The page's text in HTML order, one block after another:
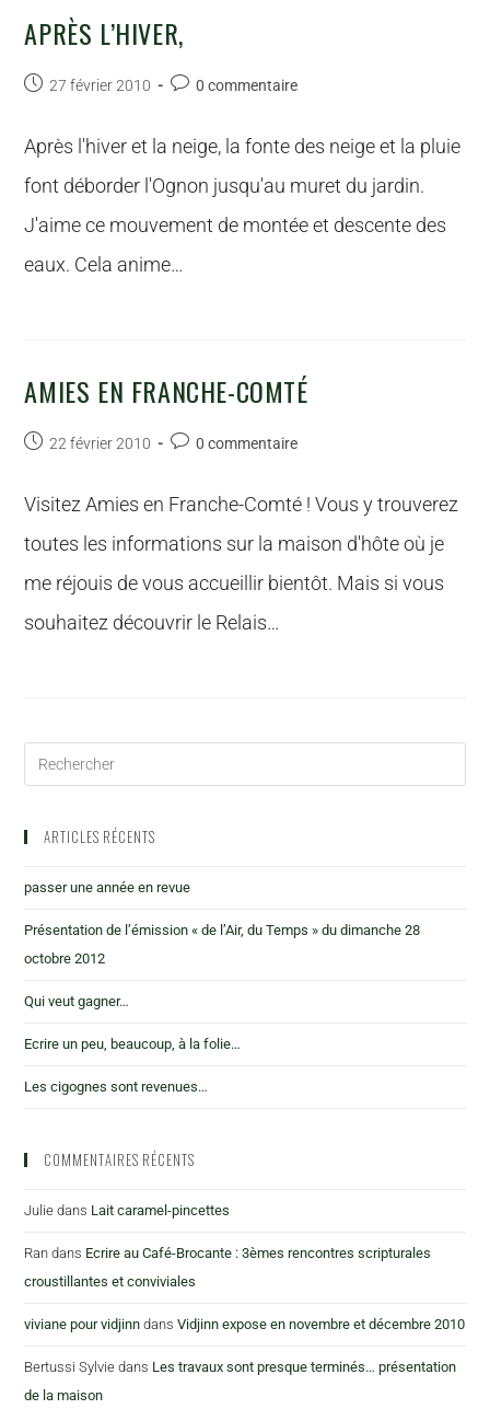
APRÈS L’HIVER,
27 février 2010 0 commentaire
Après l'hiver et la neige, la fonte des neige et la pluie
font déborder l'Ognon jusqu'au muret du jardin.
J'aime ce mouvement de montée et descente des
eaux. Cela anime…
AMIES EN FRANCHE-COMTÉ
22 février 2010 0 commentaire
Visitez Amies en Franche-Comté ! Vous y trouverez
toutes les informations sur la maison d'hôte où je
me réjouis de vous accueillir bientôt. Mais si vous
souhaitez découvrir le Relais…
ARTICLES RÉCENTS
passer une année en revue
Présentation de l’émission « de l’Air, du Temps » du dimanche 28
octobre 2012
Qui veut gagner…
Ecrire un peu, beaucoup, à la folie…
Les cigognes sont revenues…
COMMENTAIRES RÉCENTS
Julie dans Lait caramel-pincettes
Ran dans Ecrire au Café-Brocante : 3èmes rencontres scripturales
croustillantes et conviviales
viviane pour vidjinn dansVidjinn expose en novembre et décembre 2010
Bertussi Sylvie dans Les travaux sont presque terminés… présentation
de la maison